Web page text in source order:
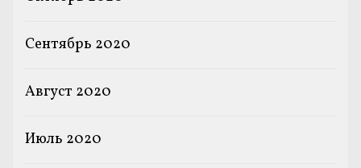
Сентябрь 2020
Август 2020
Июль 2020